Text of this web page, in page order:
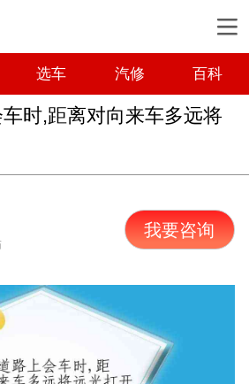
选车 汽修 百科
时,距离对向来车多远将
我要咨询